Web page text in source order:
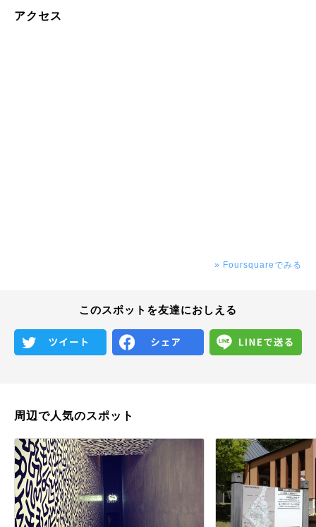
アクセス
» Foursquareでみる
このスポットを友達におしえる
周辺で人気のスポット